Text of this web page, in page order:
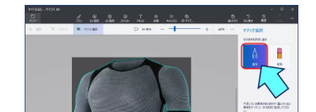
焦点枠を確認して、［次へ］をクリックする。